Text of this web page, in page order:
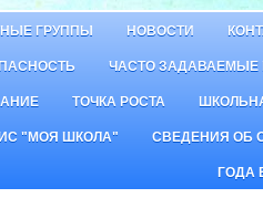
ГРУППЫ НОВОСТИ
ЧАСТО ЗАДАВАЕМЫЕ
ТОЧКА РОСТА
"МОЯ ШКОЛА" СВЕДЕНИЯ ОБ
ГОДА